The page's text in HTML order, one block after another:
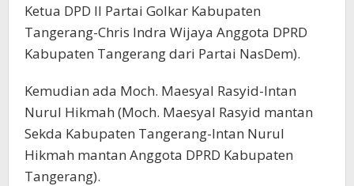
Ketua DPD II Partai Golkar Kabupaten
Tangerang-Chris Indra Wijaya Anggota DPRD
Kabupaten Tangerang dari Partai NasDem).
Kemudian ada Moch. Maesyal Rasyid-Intan
Nurul Hikmah (Moch. Maesyal Rasyid mantan
Sekda Kabupaten Tangerang-Intan Nurul
Hikmah mantan Anggota DPRD Kabupaten
Tangerang).